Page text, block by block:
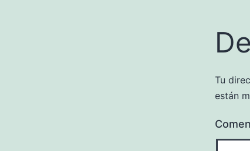
Tu
están